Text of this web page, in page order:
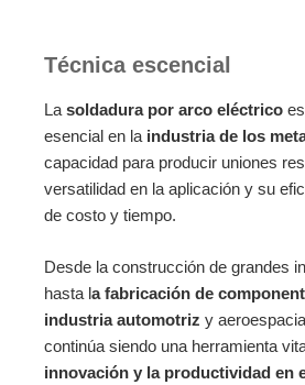
Técnica escencial
La soldadura por arco eléctrico
esencial en la industria de los
capacidad para producir uniones
versatilidad en la aplicación y su
de costo y tiempo.
Desde la construcción de grandes
hasta la fabricación de
industria automotriz y
continúa siendo una herramienta
innovación y la productividad en